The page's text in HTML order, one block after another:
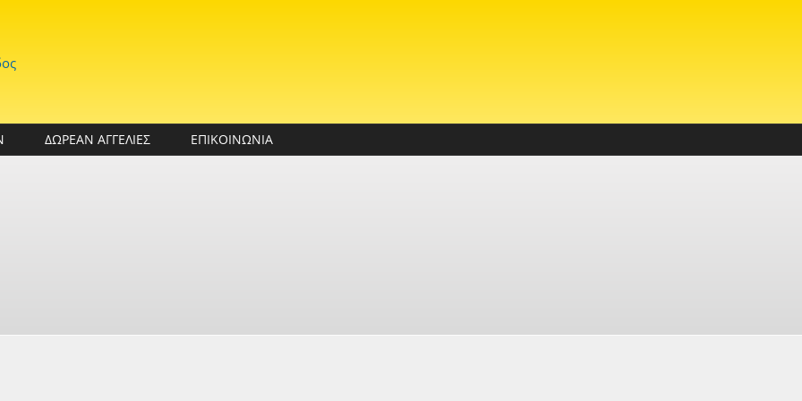
ΔΩΡΕΑΝ ΑΓΓΕΛΙΕΣ ΕΠΙΚΟΙΝΩΝΙΑ